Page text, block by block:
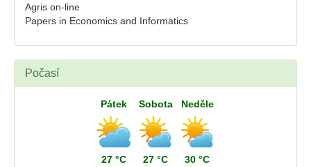
Agris on-line
Papers in Economics and Informatics
Počasí
Pátek
27 °C
Sobota
27 °C
Neděle
30 °C